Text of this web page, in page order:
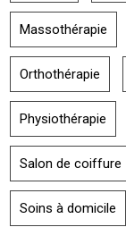
Massothérapie
Orthothérapie
Physiothérapie
Salon de coiffure
Soins à domicile